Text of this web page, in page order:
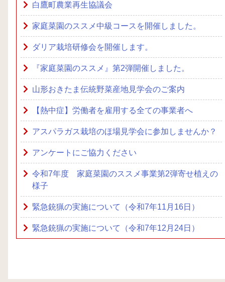
白鷹町農業再生協議会
家庭菜園のススメ中級コースを開催しました。
ダリア栽培研修会を開催します。
『家庭菜園のススメ』第2弾開催しました。
山形おきたま伝統野菜産地見学会のご案内
【熱中症】労働者を雇用する全ての事業者へ
アスパラガス栽培のほ場見学会に参加しませんか？
アンケートにご協力ください
令和7年度 家庭菜園のススメ事業第2弾寄せ植えの
様子
緊急銃猟の実施について（令和7年11月16日）
緊急銃猟の実施について（令和7年12月24日）